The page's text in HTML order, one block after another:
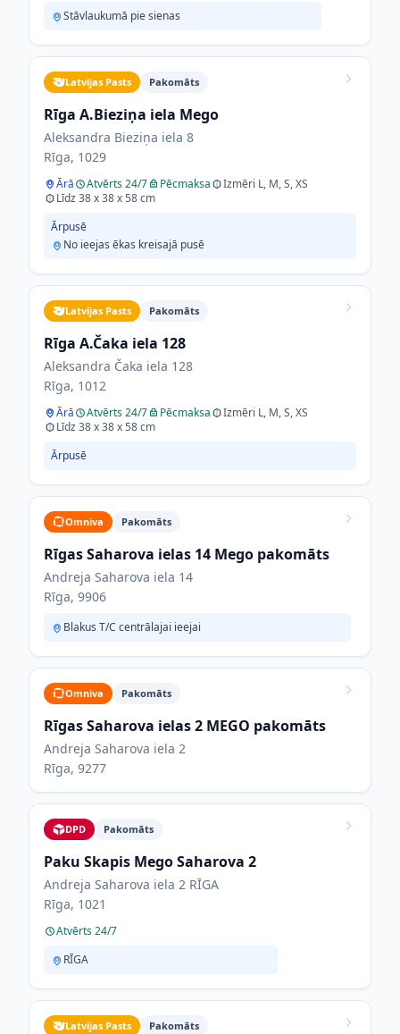
Stāvlaukumā pie sienas
Latvijas Pasts Pakomāts
Rīga A.Bieziņa iela Mego
Aleksandra Bieziņa iela 8
Rīga, 1029
Ārā Atvērts 24/7 Pēcmaksa
Izmēri L, M, S, XS
Līdz 38 x 38 x 58 cm
Ārpusē
No ieejas ēkas kreisajā pusē
Latvijas Pasts Pakomāts
Rīga A.Čaka iela 128
Aleksandra Čaka iela 128
Rīga, 1012
Ārā Atvērts 24/7 Pēcmaksa
Izmēri L, M, S, XS
Līdz 38 x 38 x 58 cm
Ārpusē
Omniva Pakomāts
Rīgas Saharova ielas 14 Mego pakomāts
Andreja Saharova iela 14
Rīga, 9906
Blakus T/C centrālajai ieejai
Omniva Pakomāts
Rīgas Saharova ielas 2 MEGO pakomāts
Andreja Saharova iela 2
Rīga, 9277
DPD Pakomāts
Paku Skapis Mego Saharova 2
Andreja Saharova iela 2 RĪGA
Rīga, 1021
Atvērts 24/7
RĪGA
Latvijas Pasts Pakomāts